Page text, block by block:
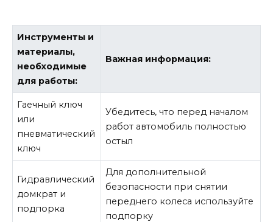
Инструменты и
материалы,
необходимые
для работы:
Важная информация:
Гаечный ключ
или
пневматический
ключ
Убедитесь, что перед началом
работ автомобиль полностью
остыл
Гидравлический
домкрат и
подпорка
Для дополнительной
безопасности при снятии
переднего колеса используйте
подпорку